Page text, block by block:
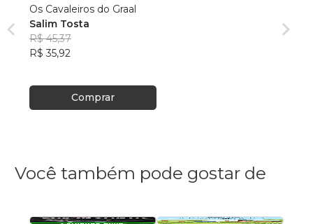
Os Cavaleiros do Graal
Salim Tosta
R$ 45,37
R$ 35,92
Comprar
Você também pode gostar de